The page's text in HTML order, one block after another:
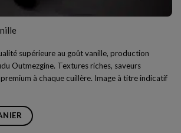
supérieure au goût vanille, production
Outmezgine. Textures riches, saveurs
à chaque cuillère. Image à titre indicatif